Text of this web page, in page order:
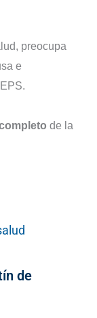
preocupa
e
de la
de